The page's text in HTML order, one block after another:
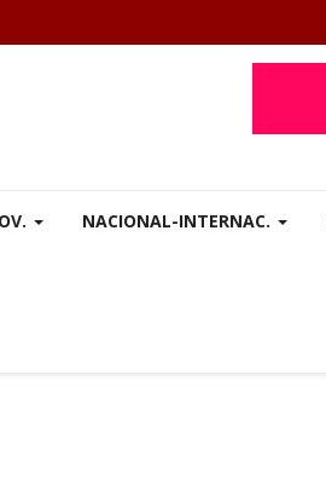
NACIONAL-INTERNAC.